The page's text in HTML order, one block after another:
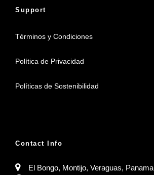
Support
Términos y Condiciones
Política de Privacidad
Políticas de Sostenibilidad
Contact Info
El Bongo, Montijo, Veraguas, Panama